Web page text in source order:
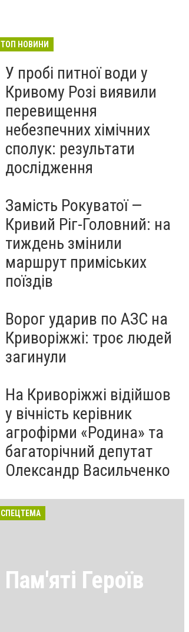
водогоні: людям доставили
ФОТО
ТОП НОВИНИ
У пробі питної води у
Кривому Розі виявили
перевищення
небезпечних хімічних
сполук: результати
дослідження
Замість Рокуватої —
Кривий Ріг-Головний: на
тиждень змінили
маршрут приміських
поїздів
Ворог ударив по АЗС на
Криворіжжі: троє людей
загинули
На Криворіжжі відійшов
у вічність керівник
агрофірми «Родина» та
багаторічний депутат
Олександр Васильченко
СПЕЦТЕМА
Пам'яті Героїв